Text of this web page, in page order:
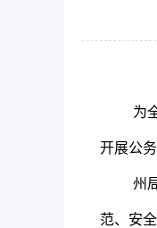
为
开展公
州
范、安全